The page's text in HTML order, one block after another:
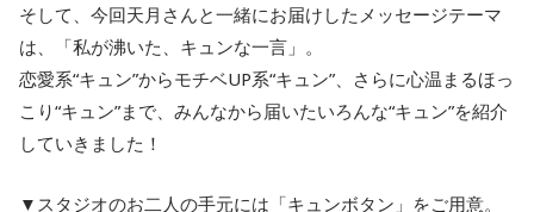
そして、今回天月さんと一緒にお届けしたメッセージテーマ
は、「私が沸いた、キュンな一言」。
恋愛系“キュン”からモチベUP系“キュン”、さらに心温まるほっ
こり“キュン”まで、みんなから届いたいろんな“キュン”を紹介
していきました！
▼スタジオのお二人の手元には「キュンボタン」をご用意。